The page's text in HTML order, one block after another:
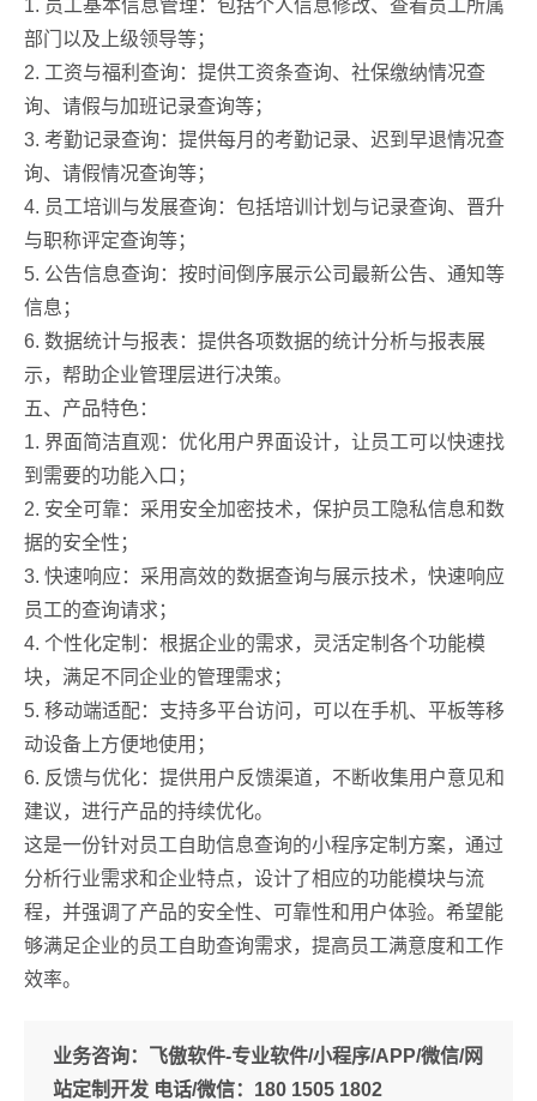
1. 员工基本信息管理：包括个人信息修改、查看员工所属
部门以及上级领导等；
2. 工资与福利查询：提供工资条查询、社保缴纳情况查
询、请假与加班记录查询等；
3. 考勤记录查询：提供每月的考勤记录、迟到早退情况查
询、请假情况查询等；
4. 员工培训与发展查询：包括培训计划与记录查询、晋升
与职称评定查询等；
5. 公告信息查询：按时间倒序展示公司最新公告、通知等
信息；
6. 数据统计与报表：提供各项数据的统计分析与报表展
示，帮助企业管理层进行决策。
五、产品特色：
1. 界面简洁直观：优化用户界面设计，让员工可以快速找
到需要的功能入口；
2. 安全可靠：采用安全加密技术，保护员工隐私信息和数
据的安全性；
3. 快速响应：采用高效的数据查询与展示技术，快速响应
员工的查询请求；
4. 个性化定制：根据企业的需求，灵活定制各个功能模
块，满足不同企业的管理需求；
5. 移动端适配：支持多平台访问，可以在手机、平板等移
动设备上方便地使用；
6. 反馈与优化：提供用户反馈渠道，不断收集用户意见和
建议，进行产品的持续优化。
这是一份针对员工自助信息查询的小程序定制方案，通过
分析行业需求和企业特点，设计了相应的功能模块与流
程，并强调了产品的安全性、可靠性和用户体验。希望能
够满足企业的员工自助查询需求，提高员工满意度和工作
效率。
业务咨询： 飞傲软件-专业软件/小程序/APP/微信/网
站定制开发 电话/微信：180 1505 1802